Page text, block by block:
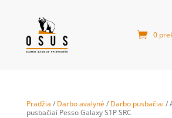
0
Pradžia / Darbo avalynė/ Darbo pusbačiai /
pusbačiai Pesso Galaxy S1P SRC